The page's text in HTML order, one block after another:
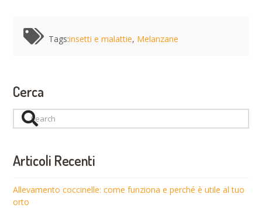
Tags:insetti e malattie, Melanzane
Cerca
Search
Articoli Recenti
Allevamento coccinelle: come funziona e perché è utile al tuo
orto